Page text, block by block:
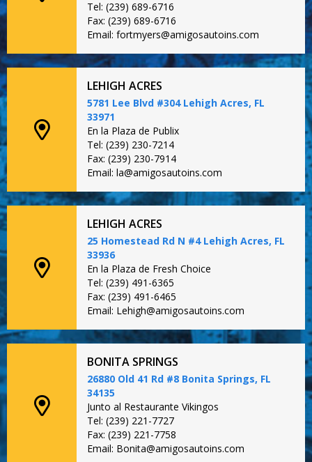
Tel: (239) 689-6716
Fax: (239) 689-6716
Email: fortmyers@amigosautoins.com
LEHIGH ACRES
5781 Lee Blvd #304 Lehigh Acres, FL
33971
En la Plaza de Publix
Tel: (239) 230-7214
Fax: (239) 230-7914
Email: la@amigosautoins.com
LEHIGH ACRES
25 Homestead Rd N #4 Lehigh Acres, FL
33936
En la Plaza de Fresh Choice
Tel: (239) 491-6365
Fax: (239) 491-6465
Email: Lehigh@amigosautoins.com
BONITA SPRINGS
26880 Old 41 Rd #8 Bonita Springs, FL
34135
Junto al Restaurante Vikingos
Tel: (239) 221-7727
Fax: (239) 221-7758
Email: Bonita@amigosautoins.com